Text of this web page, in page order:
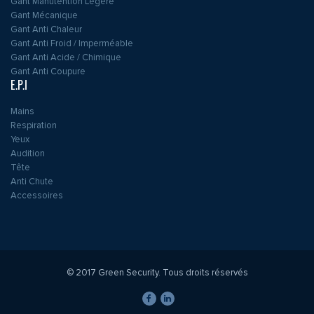
Gant Mécanique
Gant Anti Chaleur
Gant Anti Froid / Imperméable
Gant Anti Acide / Chimique
Gant Anti Coupure
E.P.I
Mains
Respiration
Yeux
Audition
Tête
Anti Chute
Accessoires
© 2017 Green Security. Tous droits réservés